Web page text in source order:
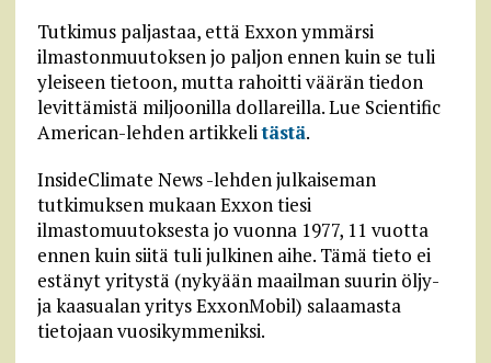
Tutkimus paljastaa, että Exxon ymmärsi
ilmastonmuutoksen jo paljon ennen kuin se tuli
yleiseen tietoon, mutta rahoitti väärän tiedon
levittämistä miljoonilla dollareilla. Lue Scientific
American-lehden artikkelitästä.
InsideClimate News -lehden julkaiseman
tutkimuksen mukaan Exxon tiesi
ilmastomuutoksesta jo vuonna 1977, 11 vuotta
ennen kuin siitä tuli julkinen aihe. Tämä tieto ei
estänyt yritystä (nykyään maailman suurin öljy-
ja kaasualan yritys ExxonMobil) salaamasta
tietojaan vuosikymmeniksi.